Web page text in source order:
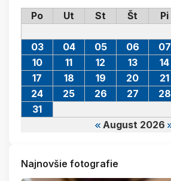
Po
Ut St Št Pi
August 2026
03
04 05 06 07
10
11 12 13 14
17
18 19 20 21
24
25 26 27 28
31
Najnovšie fotografie